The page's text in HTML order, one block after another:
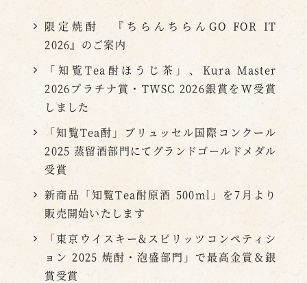
限定焼酎 『ちらんちらんGO FOR IT
2026』のご案内
「知覧Tea酎ほうじ茶」、Kura Master
2026プラチナ賞・TWSC 2026銀賞をW受賞
しました
「知覧Tea酎」ブリュッセル国際コンクール
2025 蒸留酒部門にてグランドゴールドメダル
受賞
新商品「知覧Tea酎原酒 500ml」を7月より
販売開始いたします
「東京ウイスキー&スピリッツコンペティシ
ョン 2025 焼酎・泡盛部門」で最高金賞＆銀
賞受賞